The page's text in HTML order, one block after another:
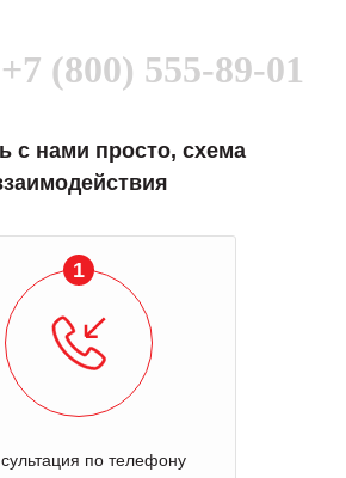
+7 (800) 555-89-01
с нами просто, схема
1
по телефону